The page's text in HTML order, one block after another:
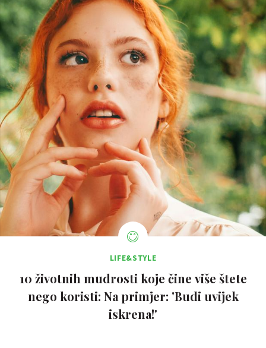
LIFE&STYLE
10 životnih mudrosti koje čine više štete
nego koristi: Na primjer: 'Budi uvijek
iskrena!'